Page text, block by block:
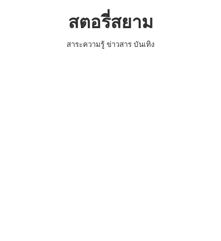
สตอรี่สยาม
สาระความรู้ ข่าวสาร บันเทิง